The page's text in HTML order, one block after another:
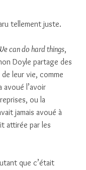
tellement juste.
can do hard things,
Doyle partage des
leur vie, comme
avoué l’avoir
ou la
jamais avoué à
attirée par les
que c’était